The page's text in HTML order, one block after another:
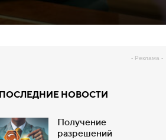
- Реклама -
ПОСЛЕДНИЕ НОВОСТИ
Получение
разрешений